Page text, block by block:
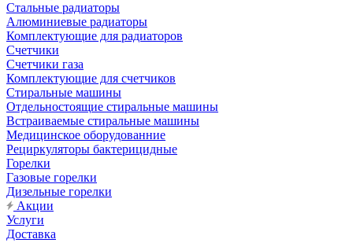
Стальные радиаторы
Алюминиевые радиаторы
Комплектующие для радиаторов
Счетчики
Счетчики газа
Комплектующие для счетчиков
Стиральные машины
Отдельностоящие стиральные машины
Встраиваемые стиральные машины
Медицинское оборудованние
Рециркуляторы бактерицидные
Горелки
Газовые горелки
Дизельные горелки
Акции
Услуги
Доставка